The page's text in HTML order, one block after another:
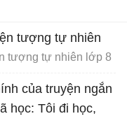
tượng tự nhiên
tượng tự nhiên lớp 8
của truyện ngắn
học: Tôi đi học,